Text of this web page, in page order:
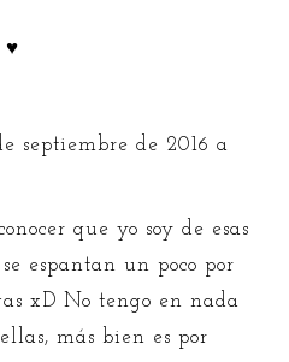
♥
septiembre de 2016 a
que yo soy de esas
espantan un poco por
xD No tengo en nada
más bien es por